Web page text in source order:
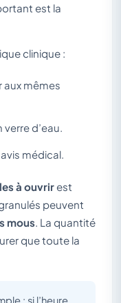
est la
clinique :
aux mêmes
d’eau.
médical.
à ouvrirest
peuvent
mous . La quantité
que toute la
: si l’heure